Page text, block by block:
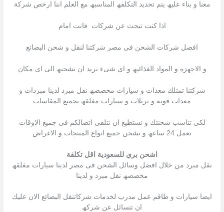
معنا و بناء علیھ یتم تحدید التكلفھ المناسبھ مع العلم اننا ارخص شركة
اذا كنت تبحث عن شركات فانت امام
افضل شركات الشحن فى مصر شركتنا لنقل و شحن البضائع
و الاجھزه و المواد الغذائیھ و اى شىء ترید ان تشحنھ الى اى مكان
شركتنا تمتلك معدات و سیارات مخصصھ نقل مبرد لدینا مبردات و
معدات قویة و تریلات و سیارات مغلقھ بجمیع المقاسات
لكى تناسب شحنتك و نستطیع ان نتلقى اتصالكم فى جمیع الاوقات
نعمل 24 ساعھ و نشحن جمیع انواع المنتجات و الاغراض
اشحن بري للسعودية اقل تكلفة
نقل مبرد من خلال افضل وسائل الشحن فى مصر لدینا سیارات مغلقھ
مخصصھ نقل مبرد و لدینا
ایضا سیارات و طاقم عمل مدرب لخدمات شركاتنقل البضائع الان علیك
ان تتسائل عن شركھ